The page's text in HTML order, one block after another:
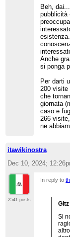
Beh,
pubblicità
Anche
si ponga
Per darti
200 visite
che
giornata
caso e
266
ne
itawikinostra
Dec 10, 2024;
2541 posts
In reply to
Si